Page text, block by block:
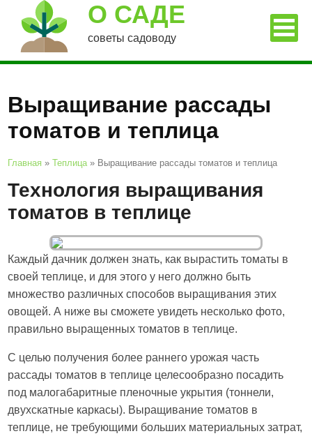
О САДЕ
советы садоводу
Выращивание рассады
томатов и теплица
Главная »Теплица» Выращивание рассады томатов и теплица
Технология выращивания
томатов в теплице
Каждый дачник должен знать, как вырастить томаты в
своей теплице, и для этого у него должно быть
множество различных способов выращивания этих
овощей. А ниже вы сможете увидеть несколько фото,
правильно выращенных томатов в теплице.
С целью получения более раннего урожая часть
рассады томатов в теплице целесообразно посадить
под малогабаритные пленочные укрытия (тоннели,
двухскатные каркасы). Выращивание томатов в
теплице, не требующими больших материальных затрат,